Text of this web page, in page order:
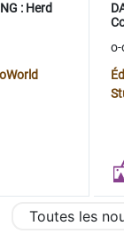
: Herd
o-
Toutes les